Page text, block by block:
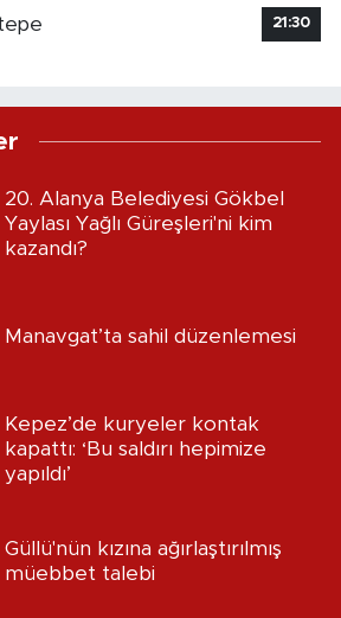
21:30
20. Alanya Belediyesi Gökbel
Yaylası Yağlı Güreşleri'ni kim
kazandı?
Manavgat’ta sahil düzenlemesi
Kepez’de kuryeler kontak
kapattı: ‘Bu saldırı hepimize
yapıldı’
Güllü'nün kızına ağırlaştırılmış
müebbet talebi